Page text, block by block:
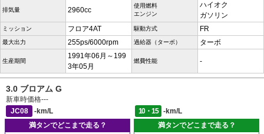
排気量 2960cc
使用燃料
エンジン
ハイオク
ガソリン
ミッション フロア4AT 駆動方式 FR
最大出力 255ps/6000rpm 過給器（ターボ） ターボ
生産期間
1991年06月～199
3年05月
燃費性能 -
3.0 ブロアム G
新車時価格---
JC08
-km/L 10・15
-km/L
満タンでどこまで走る？
満タンでどこまで走る？